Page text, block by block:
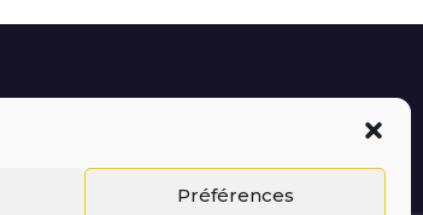
Préférences